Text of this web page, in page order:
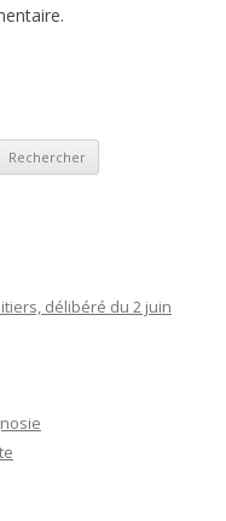
délibéré du 2 juin